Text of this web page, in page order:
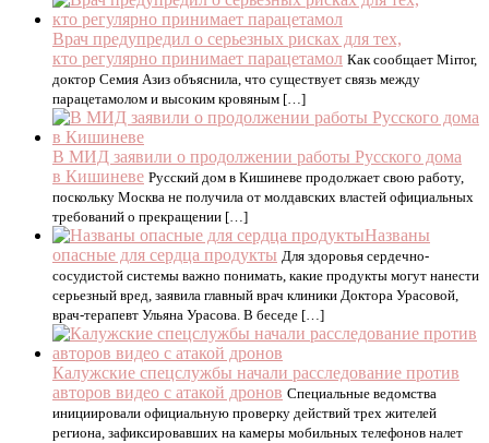
Врач предупредил о серьезных рисках для тех,
кто регулярно принимает парацетамол Как сообщает Mirror,
доктор Семия Азиз объяснила, что существует связь между
парацетамолом и высоким кровяным […]
В МИД заявили о продолжении работы Русского дома
в Кишиневе Русский дом в Кишиневе продолжает свою работу,
поскольку Москва не получила от молдавских властей официальных
требований о прекращении […]
Названы
опасные для сердца продукты Для здоровья сердечно-
сосудистой системы важно понимать, какие продукты могут нанести
серьезный вред, заявила главный врач клиники Доктора Урасовой,
врач-терапевт Ульяна Урасова. В беседе […]
Калужские спецслужбы начали расследование против
авторов видео с атакой дронов Специальные ведомства
инициировали официальную проверку действий трех жителей
региона, зафиксировавших на камеры мобильных телефонов налет